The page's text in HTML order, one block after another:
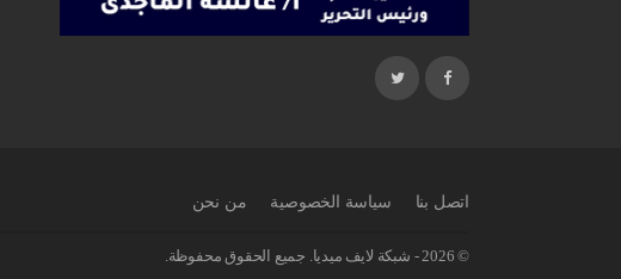
اتصل بنا سياسة الخصوصية من نحن
© 2026 - شبكة لايف ميديا. جميع الحقوق محفوظة.